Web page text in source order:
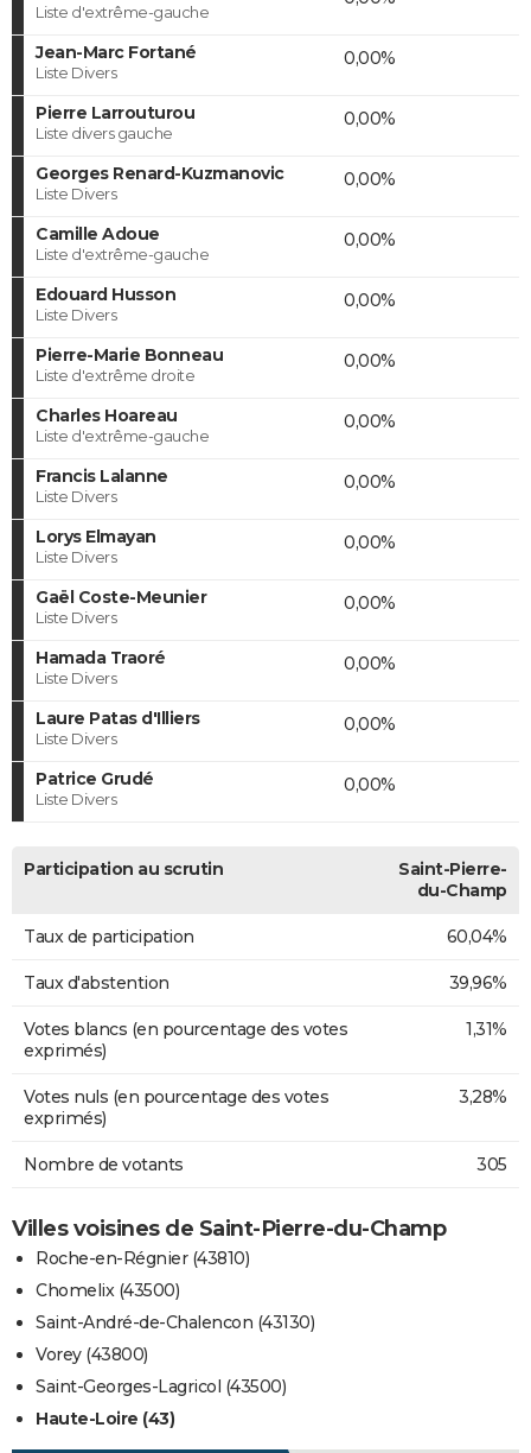
Liste d'extrême-gauche
Jean-Marc Fortané
Liste Divers
0,00%
Pierre Larrouturou
Liste divers gauche
0,00%
Georges Renard-Kuzmanovic
Liste Divers
0,00%
Camille Adoue
Liste d'extrême-gauche
0,00%
Edouard Husson
Liste Divers
0,00%
Pierre-Marie Bonneau
Liste d'extrême droite
0,00%
Charles Hoareau
Liste d'extrême-gauche
0,00%
Francis Lalanne
Liste Divers
0,00%
Lorys Elmayan
Liste Divers
0,00%
Gaël Coste-Meunier
Liste Divers
0,00%
Hamada Traoré
Liste Divers
0,00%
Laure Patas d'Illiers
Liste Divers
0,00%
Patrice Grudé
Liste Divers
0,00%
Participation au scrutin
Saint-Pierre-
du-Champ
Taux de participation 60,04%
Taux d'abstention 39,96%
Votes blancs (en pourcentage des votes
exprimés)
1,31%
Votes nuls (en pourcentage des votes
exprimés)
3,28%
Nombre de votants 305
Villes voisines de Saint-Pierre-du-Champ
Roche-en-Régnier (43810)
Chomelix (43500)
Saint-André-de-Chalencon (43130)
Vorey (43800)
Saint-Georges-Lagricol (43500)
Haute-Loire (43)